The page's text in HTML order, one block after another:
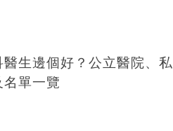
生邊個好？公立醫院、私
單一覽